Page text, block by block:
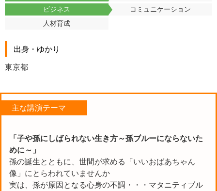
ビジネス
コミュニケーション
人材育成
出身・ゆかり
東京都
主な講演テーマ
「子や孫にしばられない生き方～孫ブルーにならないた
めに～」
孫の誕生とともに、世間が求める「いいおばあちゃん
像」にとらわれていませんか
実は、孫が原因となる心身の不調・・・マタニティブル